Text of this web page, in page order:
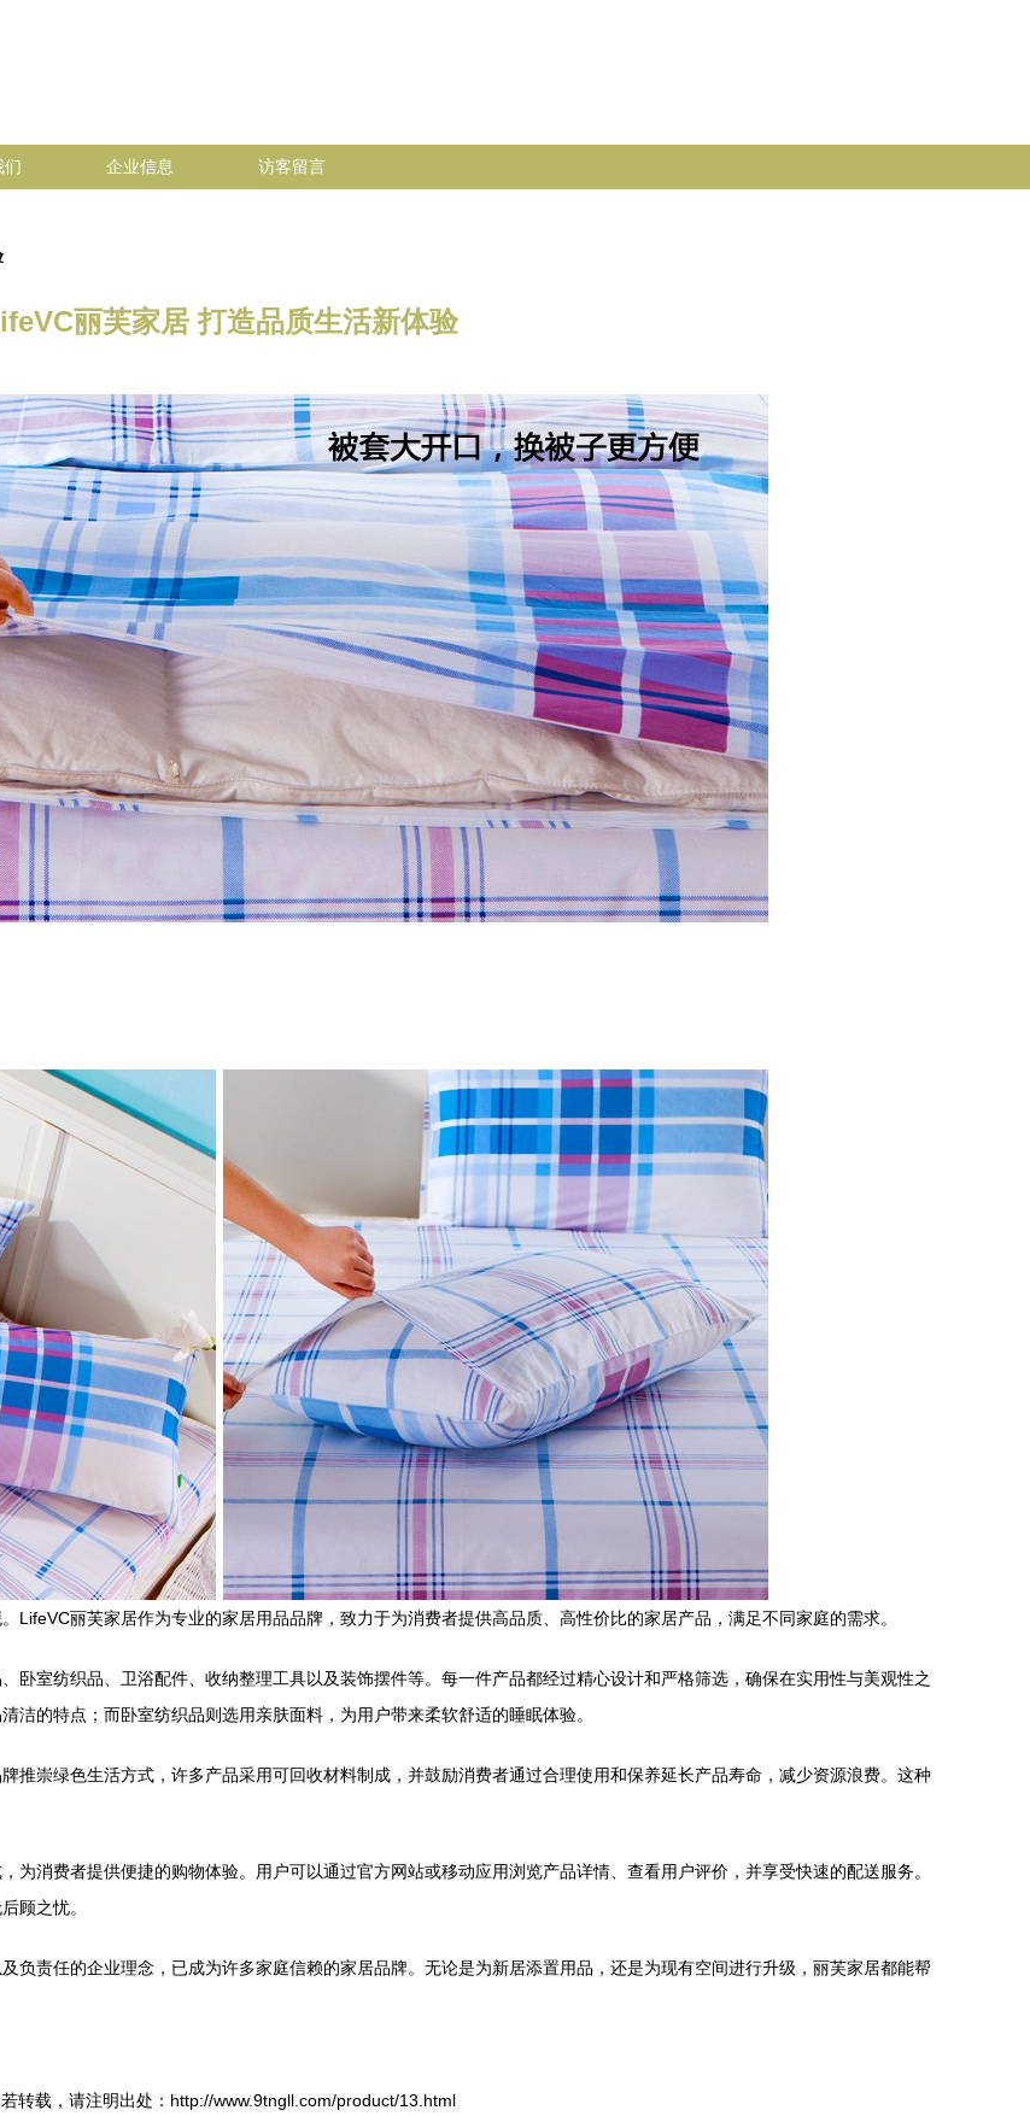
们 企业信息 访客留言
丽芙家居 打造品质生活新体验
LifeVC丽芙家居作为专业的家居用品品牌，致力于为消费者提供高品质、高性价比的家居产品，满足不同家庭的需求。
卧室纺织品、卫浴配件、收纳整理工具以及装饰摆件等。每一件产品都经过精心设计和严格筛选，确保在实用性与美观性之
的特点；而卧室纺织品则选用亲肤面料，为用户带来柔软舒适的睡眠体验。
推崇绿色生活方式，许多产品采用可回收材料制成，并鼓励消费者通过合理使用和保养延长产品寿命，减少资源浪费。这种
为消费者提供便捷的购物体验。用户可以通过官方网站或移动应用浏览产品详情、查看用户评价，并享受快速的配送服务。
顾之忧。
负责任的企业理念，已成为许多家庭信赖的家居品牌。无论是为新居添置用品，还是为现有空间进行升级，丽芙家居都能帮
转载，请注明出处：http://www.9tngll.com/product/13.html